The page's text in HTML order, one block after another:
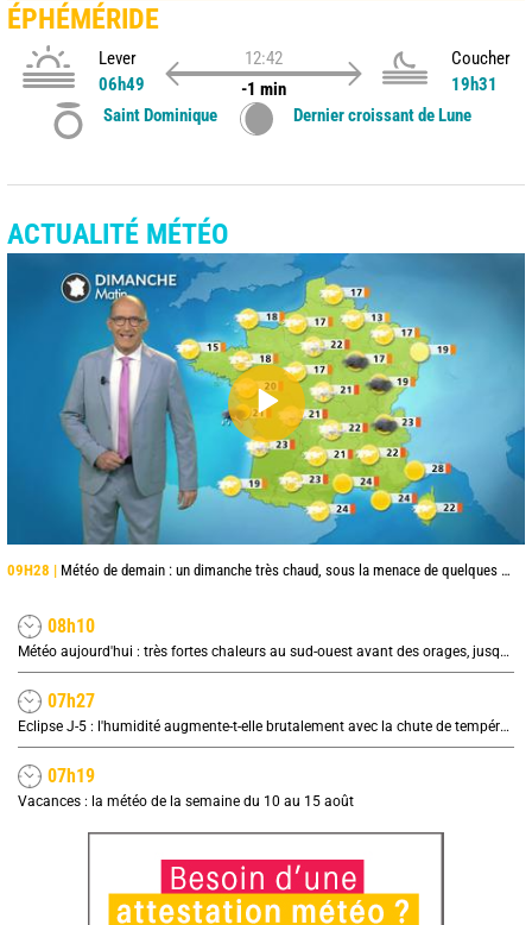
ÉPHÉMÉRIDE
Lever
06h49
12:42
-1 min
Coucher
19h31
Saint Dominique
Dernier croissant de Lune
ACTUALITÉ MÉTÉO
09H28 | Météo de demain : un dimanche très chaud, sous la menace de quelques orages
08h10
Météo aujourd'hui : très fortes chaleurs au sud-ouest avant des orages, jusqu'à 39°C
07h27
Eclipse J-5 : l'humidité augmente-t-elle brutalement avec la chute de température pendant l'éclipse du 12 août ?
07h19
Vacances : la météo de la semaine du 10 au 15 août